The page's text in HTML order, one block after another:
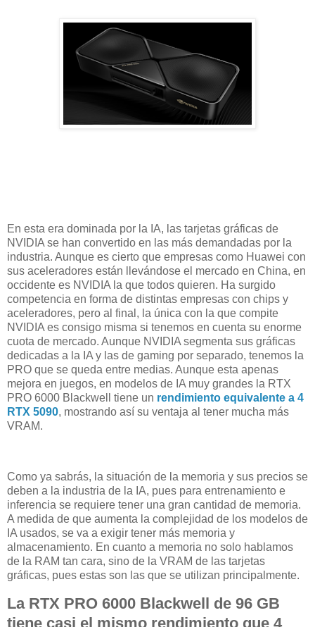
En esta era dominada por la IA, las tarjetas gráficas de
NVIDIA se han convertido en las más demandadas por la
industria. Aunque es cierto que empresas como Huawei con
sus aceleradores están llevándose el mercado en China, en
occidente es NVIDIA la que todos quieren. Ha surgido
competencia en forma de distintas empresas con chips y
aceleradores, pero al final, la única con la que compite
NVIDIA es consigo misma si tenemos en cuenta su enorme
cuota de mercado. Aunque NVIDIA segmenta sus gráficas
dedicadas a la IA y las de gaming por separado, tenemos la
PRO que se queda entre medias. Aunque esta apenas
mejora en juegos, en modelos de IA muy grandes la RTX
PRO 6000 Blackwell tiene un rendimiento equivalente a 4
RTX 5090, mostrando así su ventaja al tener mucha más
VRAM.
Como ya sabrás, la situación de la memoria y sus precios se
deben a la industria de la IA, pues para entrenamiento e
inferencia se requiere tener una gran cantidad de memoria.
A medida de que aumenta la complejidad de los modelos de
IA usados, se va a exigir tener más memoria y
almacenamiento. En cuanto a memoria no solo hablamos
de la RAM tan cara, sino de la VRAM de las tarjetas
gráficas, pues estas son las que se utilizan principalmente.
La RTX PRO 6000 Blackwell de 96 GB
tiene casi el mismo rendimiento que 4